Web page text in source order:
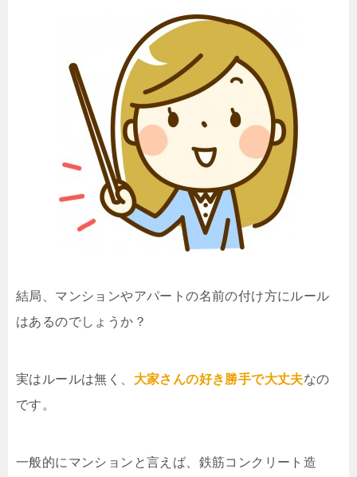
結局、マンションやアパートの名前の付け方にルール
はあるのでしょうか？
実はルールは無く、 大家さんの好き勝手で大丈夫なの
です。
一般的にマンションと言えば、鉄筋コンクリート造